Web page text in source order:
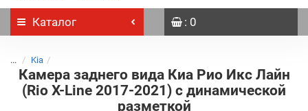
Каталог : 0
... Kia
Камера заднего вида Киа Рио Икс Лайн
(Rio X-Line 2017-2021) с динамической
разметкой